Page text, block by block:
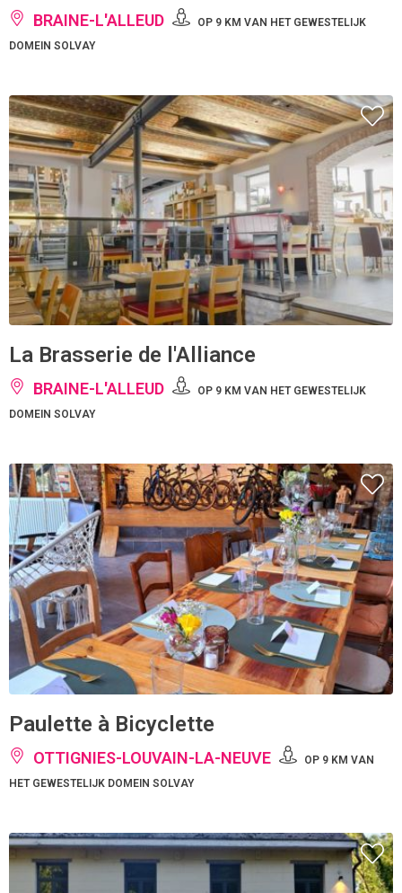
BRAINE-L'ALLEUD
OP 9 KM VAN HET GEWESTELIJK
DOMEIN SOLVAY
La Brasserie de l'Alliance
BRAINE-L'ALLEUD
OP 9 KM VAN HET GEWESTELIJK
DOMEIN SOLVAY
Paulette à Bicyclette
OTTIGNIES-LOUVAIN-LA-NEUVE
OP 9 KM VAN
HET GEWESTELIJK DOMEIN SOLVAY